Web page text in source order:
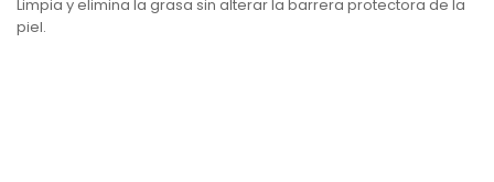
Limpia y elimina la grasa sin alterar la barrera protectora de la
piel.